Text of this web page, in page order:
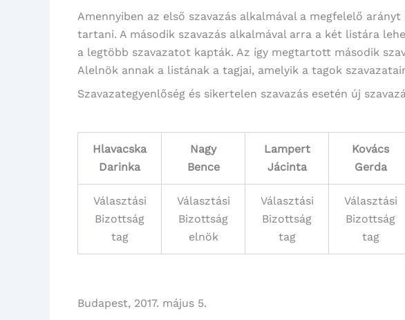
Amennyiben az első szavazás alkalmával a megfelelő
tartani. A második szavazás alkalmával arra a két listára
a legtöbb szavazatot kapták. Az így megtartott második
Alelnök annak a listának a tagjai, amelyik a tagok
Szavazategyenlőség és sikertelen szavazás esetén új
Hlavacska
Darinka
Nagy
Bence
Lampert
Jácinta
Kovács
Gerda
Választási
Bizottság
tag
Választási
Bizottság
elnök
Választási
Bizottság
tag
Választási
Bizottság
tag
Budapest, 2017. május 5.